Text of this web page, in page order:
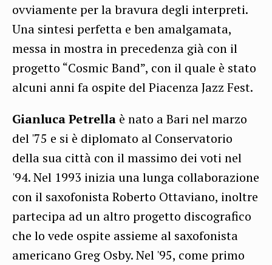
ovviamente per la bravura degli interpreti.
Una sintesi perfetta e ben amalgamata,
messa in mostra in precedenza già con il
progetto “Cosmic Band”, con il quale è stato
alcuni anni fa ospite del Piacenza Jazz Fest.
Gianluca Petrella è nato a Bari nel marzo
del '75 e si è diplomato al Conservatorio
della sua città con il massimo dei voti nel
'94. Nel 1993 inizia una lunga collaborazione
con il saxofonista Roberto Ottaviano, inoltre
partecipa ad un altro progetto discografico
che lo vede ospite assieme al saxofonista
americano Greg Osby. Nel '95, come primo